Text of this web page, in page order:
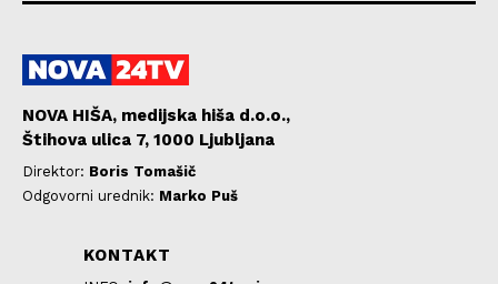
NOVA HIŠA, medijska hiša d.o.o.,
Štihova ulica 7, 1000 Ljubljana
Direktor: Boris Tomašič
Odgovorni urednik: Marko Puš
KONTAKT